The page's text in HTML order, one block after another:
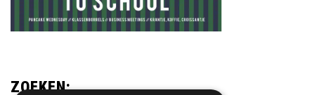
ZOEKEN: